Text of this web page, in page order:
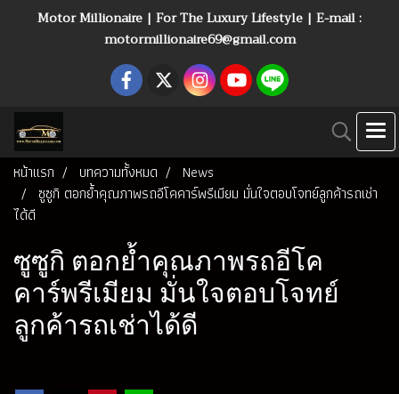
Motor Millionaire | For The Luxury Lifestyle | E-mail :
motormillionaire69@gmail.com
หน้าแรก บทความทั้งหมด
News
ซูซูกิ ตอกย้ำคุณภาพรถอีโคคาร์พรีเมียม มั่นใจตอบโจทย์ลูกค้ารถเช่า
ได้ดี
ซูซูกิ ตอกย้ำคุณภาพรถอีโค
คาร์พรีเมียม มั่นใจตอบโจทย์
ลูกค้ารถเช่าได้ดี